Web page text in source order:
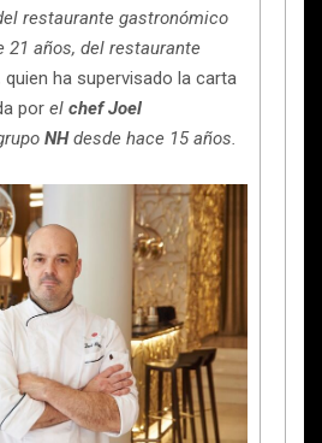
restaurante gastronómico
21 años, del restaurante
quien ha supervisado la carta
por el chef Joel
NHdesde hace 15 años.